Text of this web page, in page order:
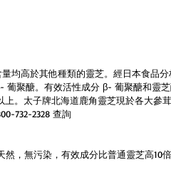
均高於其他種類的靈芝。經日本食品
葡聚醣。有效活性成分 β- 葡聚醣和靈
上。太子牌北海道鹿角靈芝現於各大參
732-2328 查詢
，無污染，有效成分比普通靈芝高10倍